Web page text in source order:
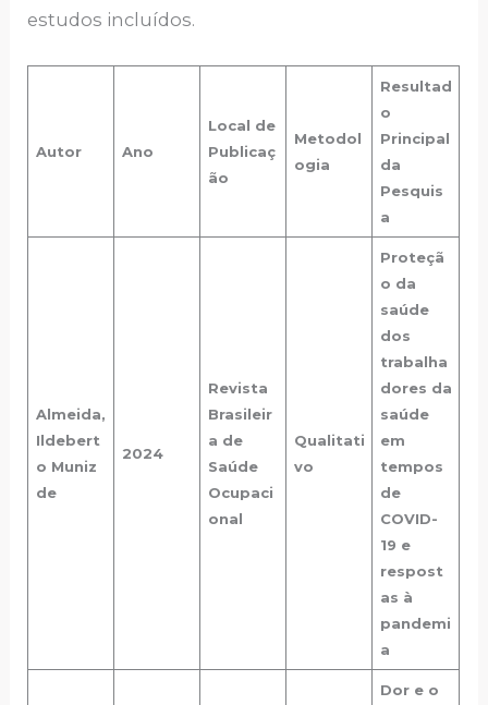
estudos incluídos.
Autor Ano
Local de
Publicaç
ão
Metodol
ogia
Resultad
o
Principal
da
Pesquis
a
Almeida,
Ildebert
o Muniz
de
2024
Revista
Brasileir
a de
Saúde
Ocupaci
onal
Qualitati
vo
Proteçã
o da
saúde
dos
trabalha
dores da
saúde
em
tempos
de
COVID-
19 e
respost
as à
pandemi
a
Dor e o